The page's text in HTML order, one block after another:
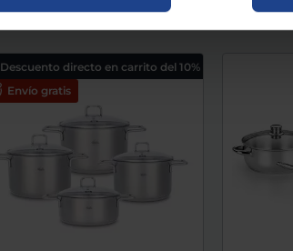
Descuento directo en carrito del 10%
Envío gratis